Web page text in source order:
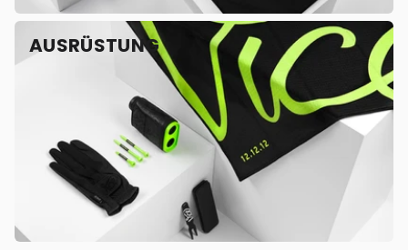
AUSRÜSTUNG